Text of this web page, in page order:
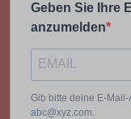
Geben Sie Ihre
anzumelden
Gib bitte deine E-
abc@xyz.com.